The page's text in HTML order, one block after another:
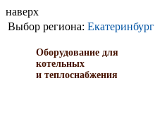
наверх
Выбор региона: Екатеринбург
Оборудование для
котельных
и теплоснабжения